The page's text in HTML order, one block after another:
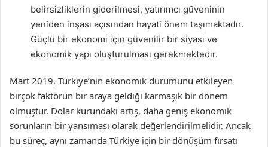
belirsizliklerin giderilmesi, yatırımcı güveninin
yeniden inşası açısından hayati önem taşımaktadır.
Güçlü bir ekonomi için güvenilir bir siyasi ve
ekonomik yapı oluşturulması gerekmektedir.
Mart 2019, Türkiye’nin ekonomik durumunu etkileyen
birçok faktörün bir araya geldiği karmaşık bir dönem
olmuştur. Dolar kurundaki artış, daha geniş ekonomik
sorunların bir yansıması olarak değerlendirilmelidir. Ancak
bu süreç, aynı zamanda Türkiye için bir dönüşüm fırsatı